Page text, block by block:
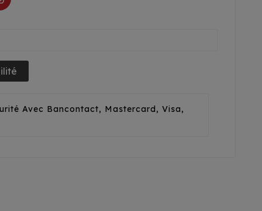
Avec Bancontact, Mastercard, Visa,